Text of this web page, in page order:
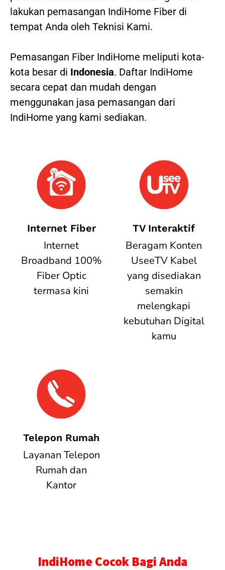
lakukan pemasangan IndiHome Fiber di
tempat Anda oleh Teknisi Kami.
Pemasangan Fiber IndiHome meliputi kota-
kota besar di Indonesia. Daftar IndiHome
secara cepat dan mudah dengan
menggunakan jasa pemasangan dari
IndiHome yang kami sediakan.
Internet Fiber
Internet
Broadband 100%
Fiber Optic
termasa kini
TV Interaktif
Beragam Konten
UseeTV Kabel
yang disediakan
semakin
melengkapi
kebutuhan Digital
kamu
Telepon Rumah
Layanan Telepon
Rumah dan
Kantor
IndiHome Cocok Bagi Anda